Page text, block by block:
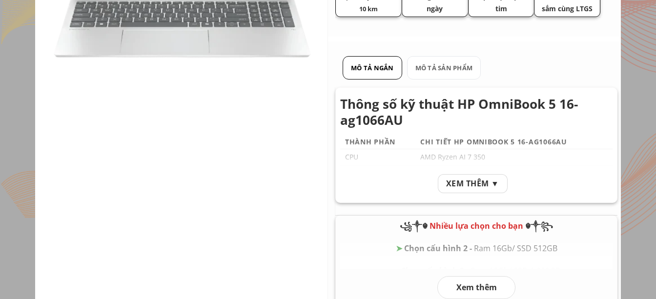
10 km
ngày
tim
sắm cùng LTGS
MÔ TẢ NGẮN MÔ TẢ SẢN PHẨM
Thông số kỹ thuật HP OmniBook 5 16-
ag1066AU
THÀNH PHẦN
CHI TIẾT HP OMNIBOOK 5 16-AG1066AU
CPU
AMD Ryzen AI 7 350
16GB LPDDR5x
512GB NVMe PCIe Gen4
GPU
AMD Radeon 860M Graphics
16 inch WUXGA IPS
khoảng 6 – 8 giờ tùy nhu cầu sử dụng
XEM THÊM ▼
꧁༒☬ Nhiều lựa chọn cho bạn ☬༒꧂
➤Chọn cấu hình 2 - Ram 16Gb/ SSD 512GB
Chọn cấu hình 4 -Ram 32Gb/ SSD 2.000GB
Xem thêm